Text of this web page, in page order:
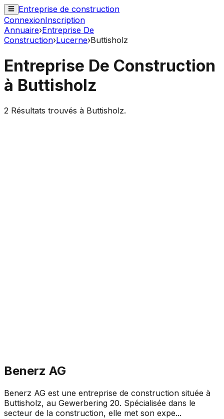
Entreprise de construction
ConnexionInscription
Annuaire›Entreprise De
Construction›Lucerne›Buttisholz
Entreprise De Construction
à Buttisholz
2 Résultats trouvés à Buttisholz.
Benerz AG
Benerz AG est une entreprise de construction située à
Buttisholz, au Gewerbering 20. Spécialisée dans le
secteur de la construction, elle met son expe...